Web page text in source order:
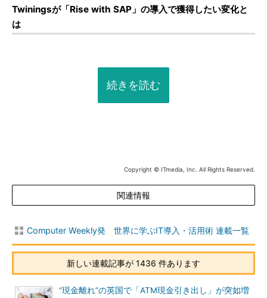
Twiningsが「Rise with SAP」の導入で獲得したい変化と
は
続きを読む
Copyright © ITmedia, Inc. All Rights Reserved.
関連情報
Computer Weekly発 世界に学ぶIT導入・活用術 連載一覧
新しい連載記事が 1436 件あります
“現金離れ”の英国で「ATM現金引き出し」が突如増